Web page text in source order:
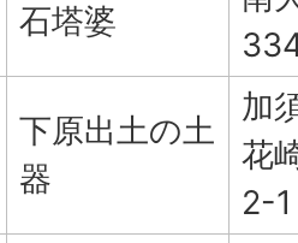
石塔婆
下原出土の土
器
加
花
2-1